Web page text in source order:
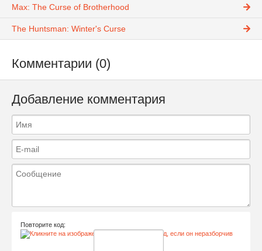
Max: The Curse of Brotherhood
The Huntsman: Winter's Curse
Комментарии (0)
Добавление комментария
Повторите код: